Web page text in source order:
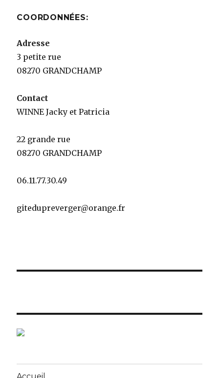
COORDONNÉES:
Adresse
3 petite rue
08270 GRANDCHAMP
Contact
WINNE Jacky et Patricia
22 grande rue
08270 GRANDCHAMP
06.11.77.30.49
gitedupreverger@orange.fr